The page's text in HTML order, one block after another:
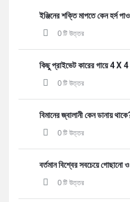
ইঞ্জিনের শক্তি মাপতে কেন হর্স
0 টি উত্তর
কিছু প্রাইভেট কারের গায়ে 4 X 4
0 টি উত্তর
বিমানের জ্বালানী কেন ডানায়
0 টি উত্তর
বর্তমান বিশ্বের সবচেয়ে গোছানো
0 টি উত্তর